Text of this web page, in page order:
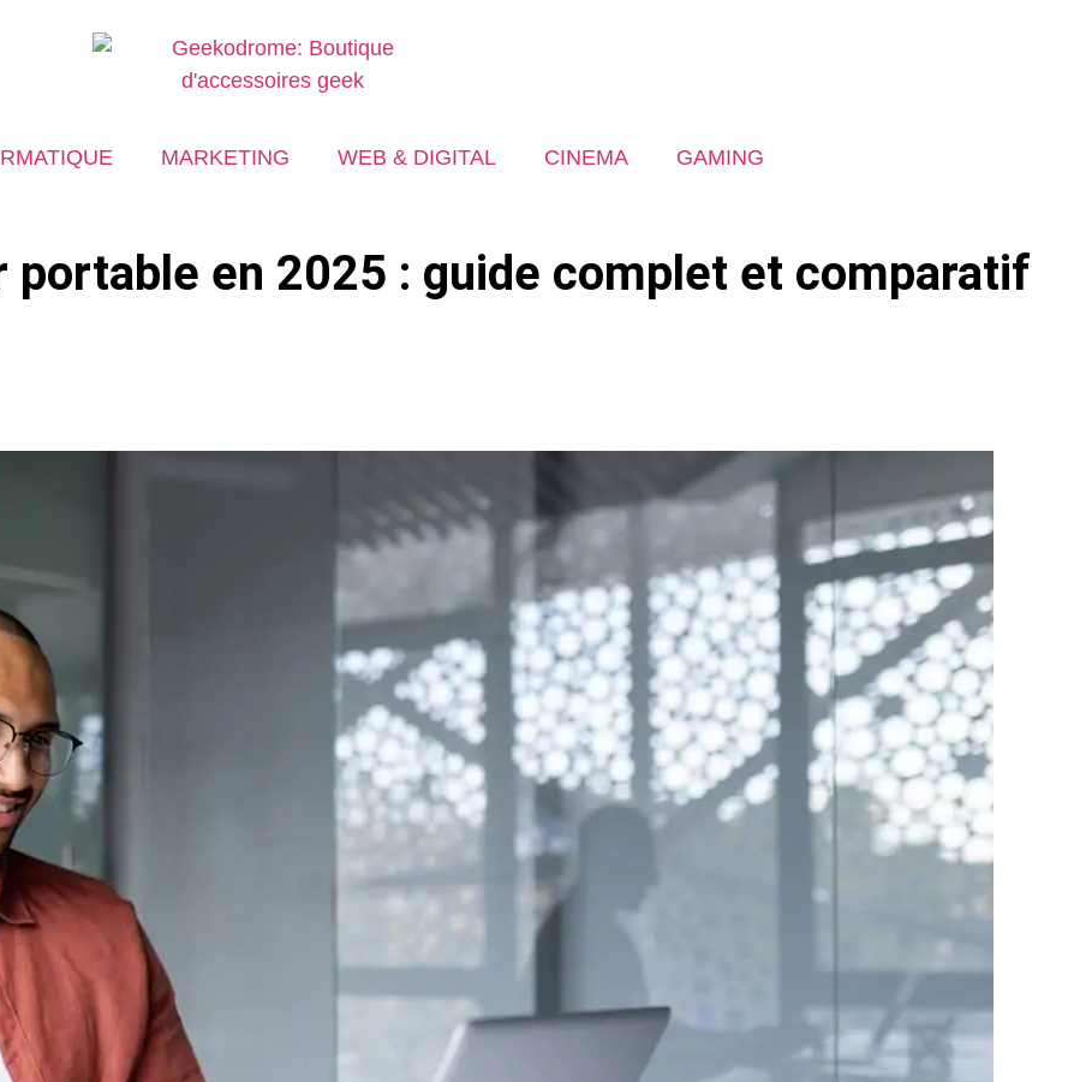
MARKETING WEB & DIGITAL CINEMA GAMING
portable en 2025 : guide complet et comparatif